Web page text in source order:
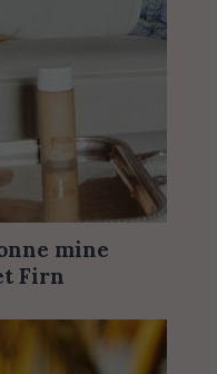
mine
Firn